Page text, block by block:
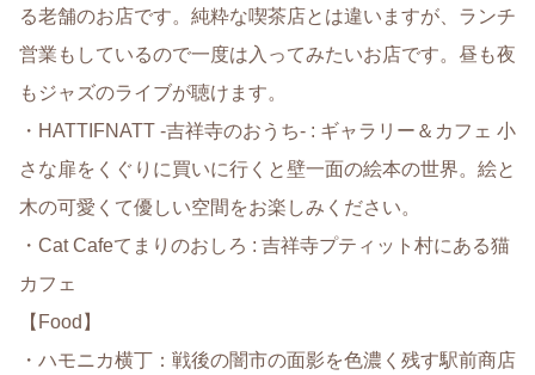
る老舗のお店です。純粋な喫茶店とは違いますが、ランチ
営業もしているので一度は入ってみたいお店です。昼も夜
もジャズのライブが聴けます。
・HATTIFNATT -吉祥寺のおうち- : ギャラリー＆カフェ 小
さな扉をくぐりに買いに行くと壁一面の絵本の世界。絵と
木の可愛くて優しい空間をお楽しみください。
・Cat Cafeてまりのおしろ : 吉祥寺プティット村にある猫
カフェ
【Food】
・ハモニカ横丁：戦後の闇市の面影を色濃く残す駅前商店